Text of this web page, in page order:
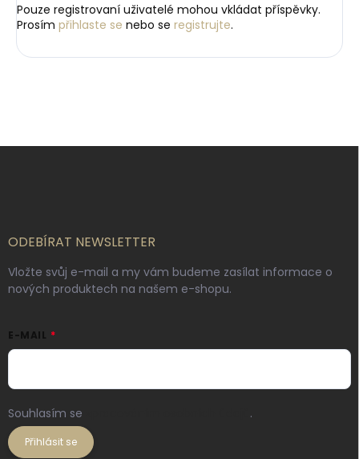
Pouze registrovaní uživatelé mohou vkládat příspěvky.
Prosím přihlaste se nebo se registrujte.
ODEBÍRAT NEWSLETTER
Vložte svůj e-mail a my vám budeme zasílat informace o
nových produktech na našem e-shopu.
E-MAIL
Souhlasím se .
Přihlásit se